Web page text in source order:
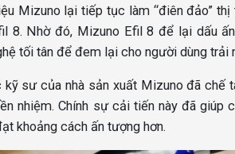
Mizuno lại tiếp tục làm “điên đảo”
8. Nhờ đó, Mizuno Efil 8 để lại dấu
tối tân để đem lại cho người dùng trải
sư của nhà sản xuất Mizuno đã chế
nhiệm. Chính sự cải tiến này đã giúp
khoảng cách ấn tượng hơn.